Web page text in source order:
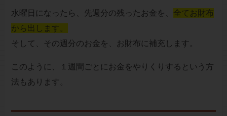
水曜日になったら、先週分の残ったお金を、 全てお財布
から出します。
そして、その週分のお金を、お財布に補充します。
このように、１週間ごとにお金をやりくりするという方
法もあります。